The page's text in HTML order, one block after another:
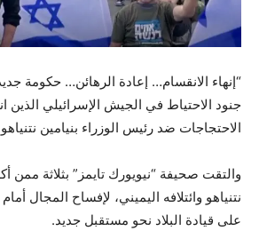
“إنهاء الانقسام… إعادة الرهائن… حكومة
جنود الاحتياط في الجيش الإسرائيلي الذين
الاحتجاجات ضد رئيس الوزراء بنيامين
والتقت صحيفة “نيويورك تايمز” بثلاثة ممن
نتنياهو وائتلافه اليميني، لإفساح المجال
على قيادة البلاد نحو مستقبل جديد.